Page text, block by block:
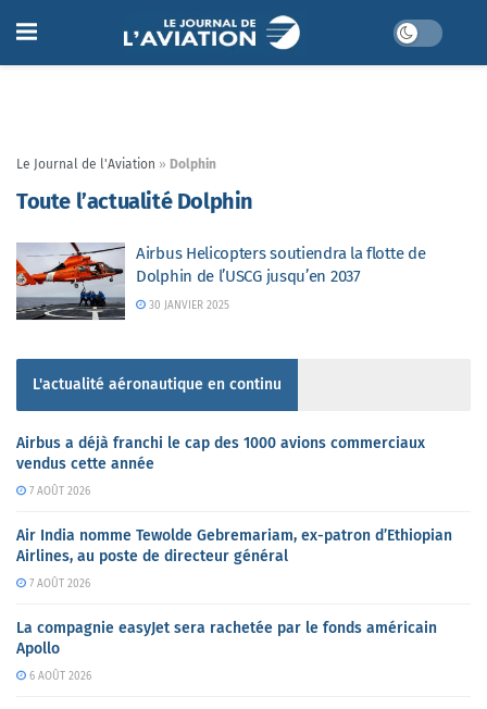
Le Journal de l'Aviation » Dolphin
Toute l’actualité Dolphin
Airbus Helicopters soutiendra la flotte de
Dolphin de l’USCG jusqu’en 2037
30 JANVIER 2025
L'actualité aéronautique en continu
Airbus a déjà franchi le cap des 1000 avions commerciaux
vendus cette année
7 AOÛT 2026
Air India nomme Tewolde Gebremariam, ex-patron d’Ethiopian
Airlines, au poste de directeur général
7 AOÛT 2026
La compagnie easyJet sera rachetée par le fonds américain
Apollo
6 AOÛT 2026